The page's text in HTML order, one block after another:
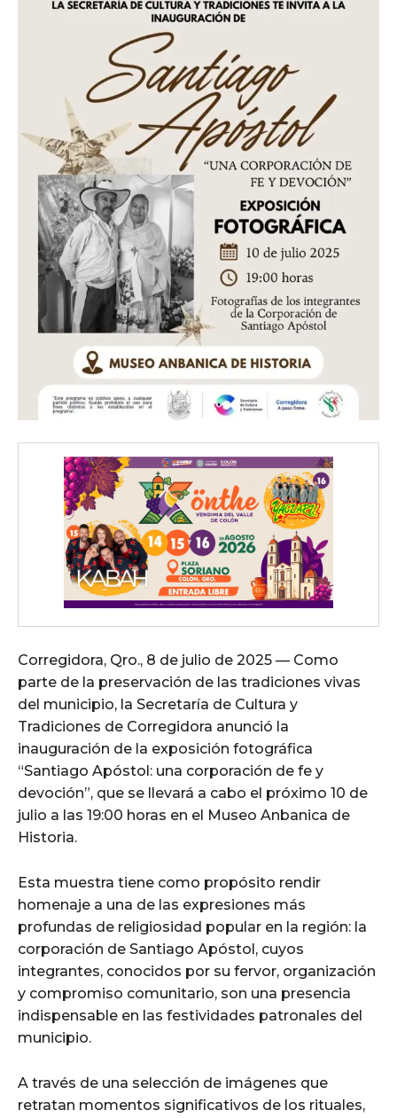
Corregidora, Qro., 8 de julio de 2025 — Como
parte de la preservación de las tradiciones vivas
del municipio, la Secretaría de Cultura y
Tradiciones de Corregidora anunció la
inauguración de la exposición fotográfica
“Santiago Apóstol: una corporación de fe y
devoción”, que se llevará a cabo el próximo 10 de
julio a las 19:00 horas en el Museo Anbanica de
Historia.
Esta muestra tiene como propósito rendir
homenaje a una de las expresiones más
profundas de religiosidad popular en la región: la
corporación de Santiago Apóstol, cuyos
integrantes, conocidos por su fervor, organización
y compromiso comunitario, son una presencia
indispensable en las festividades patronales del
municipio.
A través de una selección de imágenes que
retratan momentos significativos de los rituales,